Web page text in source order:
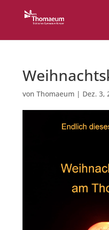
von Thomaeum | Dez. 3,